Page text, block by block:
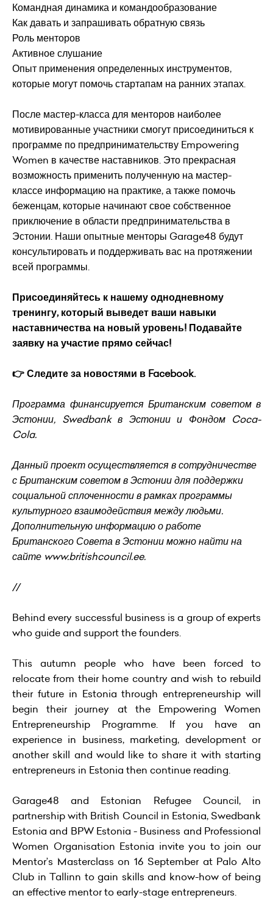
Командная динамика и командообразование
Как давать и запрашивать обратную связь
Роль менторов
Активное слушание
Опыт применения определенных инструментов,
которые могут помочь стартапам на ранних этапах.
После мастер-класса для менторов наиболее
мотивированные участники смогут присоединиться к
программе по предпринимательству Empowering
Women в качестве наставников. Это прекрасная
возможность применить полученную на мастер-
классе информацию на практике, а также помочь
беженцам, которые начинают свое собственное
приключение в области предпринимательства в
Эстонии. Наши опытные менторы Garage48 будут
консультировать и поддерживать вас на протяжении
всей программы.
Присоединяйтесь к нашему однодневному
тренингу, который выведет ваши навыки
наставничества на новый уровень! Подавайте
заявку на участие прямо сейчас!
👉 Следите за новостями в Facebook.
Программа финансируется Британским советом в
Эстонии, Swedbank в Эстонии и Фондом Coca-
Cola.
Данный проект осуществляется в сотрудничестве
с Британским советом в Эстонии для поддержки
социальной сплоченности в рамках программы
культурного взаимодействия между людьми.
Дополнительную информацию о работе
Британского Совета в Эстонии можно найти на
сайте www.britishcouncil.ee.
//
Behind every successful business is a group of experts
who guide and support the founders.
This autumn people who have been forced to
relocate from their home country and wish to rebuild
their future in Estonia through entrepreneurship will
begin their journey at the Empowering Women
Entrepreneurship Programme. If you have an
experience in business, marketing, development or
another skill and would like to share it with starting
entrepreneurs in Estonia then continue reading.
Garage48 and Estonian Refugee Council, in
partnership with British Council in Estonia, Swedbank
Estonia and BPW Estonia - Business and Professional
Women Organisation Estonia invite you to join our
Mentor’s Masterclass on 16 September at Palo Alto
Club in Tallinn to gain skills and know-how of being
an effective mentor to early-stage entrepreneurs.